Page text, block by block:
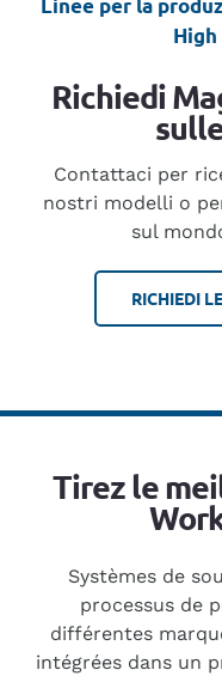
Linee per la
Richiedi
Contattaci per
nostri modelli o
sul
RICHIEDI
Tirez le
Systèmes de
processus de
différentes
intégrées dans un